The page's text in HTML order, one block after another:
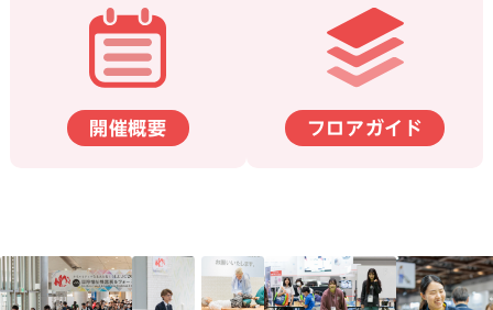
開催概要 フロアガイド